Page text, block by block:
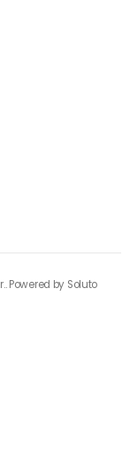
Powered by Soluto